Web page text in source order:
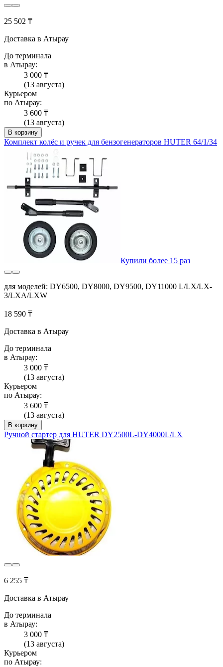
25 502 ₸
Доставка в Атырау
До терминала
в Атырау:
3 000 ₸
(13 августа)
Курьером
по Атырау:
3 600 ₸
(13 августа)
В корзину
Комплект колёс и ручек для бензогенераторов HUTER 64/1/34
Купили более 15 раз
для моделей: DY6500, DY8000, DY9500, DY11000 L/LX/LX-
3/LXA/LXW
18 590 ₸
Доставка в Атырау
До терминала
в Атырау:
3 000 ₸
(13 августа)
Курьером
по Атырау:
3 600 ₸
(13 августа)
В корзину
Ручной стартер для HUTER DY2500L-DY4000L/LX
6 255 ₸
Доставка в Атырау
До терминала
в Атырау:
3 000 ₸
(13 августа)
Курьером
по Атырау: